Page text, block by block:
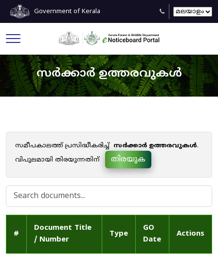
Government of Kerala
സർക്കാർ ഉത്തരവുകൾ
സമീപകാലത്ത് പ്രസിദ്ധീകരിച്ച് സർക്കാർ ഉത്തരവുകൾ.
വിപുലമായി തിരയുന്നതിന്
തിരയുക
#
Document Title
/ Number
Type
GO
Date
Actions